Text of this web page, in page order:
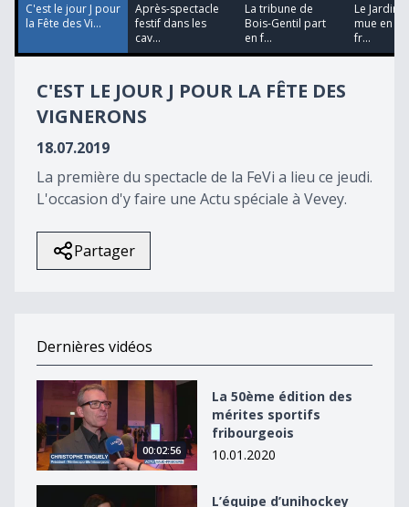
C'est le jour J pour
la Fête des Vi...
Après-spectacle
festif dans les
cav...
La tribune de
Bois-Gentil part
en f...
Le Jardin
mue en
fr...
C'EST LE JOUR J POUR LA FÊTE DES
VIGNERONS
18.07.2019
La première du spectacle de la FeVi a lieu ce jeudi.
L'occasion d'y faire une Actu spéciale à Vevey.
Partager
Dernières vidéos
La 50ème édition des mérites sportifs fribourgeois
00:02:56
La 50ème édition des
mérites sportifs
fribourgeois
10.01.2020
L’équipe d’unihockey féminine de Semsales primée à
L’équipe d’unihockey